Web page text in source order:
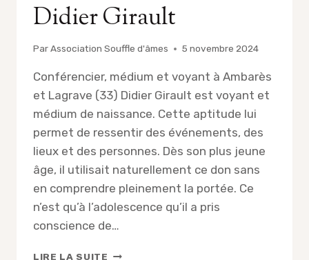
Didier Girault
ParAssociation Souffle d'âmes 5 novembre 2024
Conférencier, médium et voyant à Ambarès
et Lagrave (33) Didier Girault est voyant et
médium de naissance. Cette aptitude lui
permet de ressentir des événements, des
lieux et des personnes. Dès son plus jeune
âge, il utilisait naturellement ce don sans
en comprendre pleinement la portée. Ce
n’est qu’à l’adolescence qu’il a pris
conscience de…
LIRE LA SUITE DIDIER